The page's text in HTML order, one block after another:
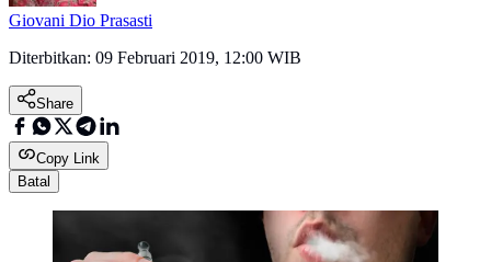
Giovani Dio Prasasti
Diterbitkan: 09 Februari 2019, 12:00 WIB
Share
Copy Link
Batal